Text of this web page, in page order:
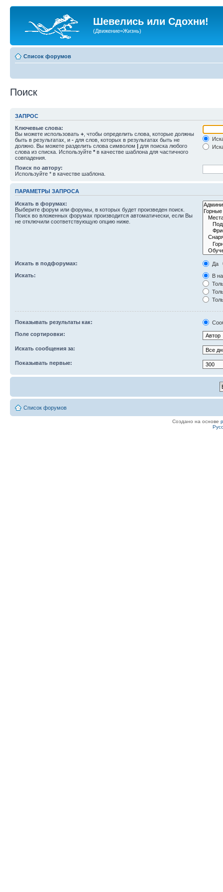
Шевелись или Сдохни!
(Движение=Жизнь)
Список форумов
Поиск
ЗАПРОС
Ключевые слова:
Вы можете использовать + , чтобы определить слова, которые должны
быть в результатах, и - для слов, которых в результатах быть не
должно. Вы можете разделить слова символом | для поиска любого
слова из списка. Используйте * в качестве шаблона для частичного
совпадения.
Поиск по автору:
Используйте * в качестве шаблона.
ПАРАМЕТРЫ ЗАПРОСА
Искать в форумах:
Выберите форум или форумы, в которых будет произведен поиск.
Поиск во вложенных форумах производится автоматически, если Вы
не отключили соответствующую опцию ниже.
Искать в подфорумах:
Да
Искать:
В
Показывать результаты как:
Поле сортировки:
Искать сообщения за:
Показывать первые:
Список форумов
Создано на основе